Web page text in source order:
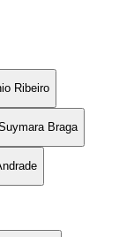
Ribeiro
Braga